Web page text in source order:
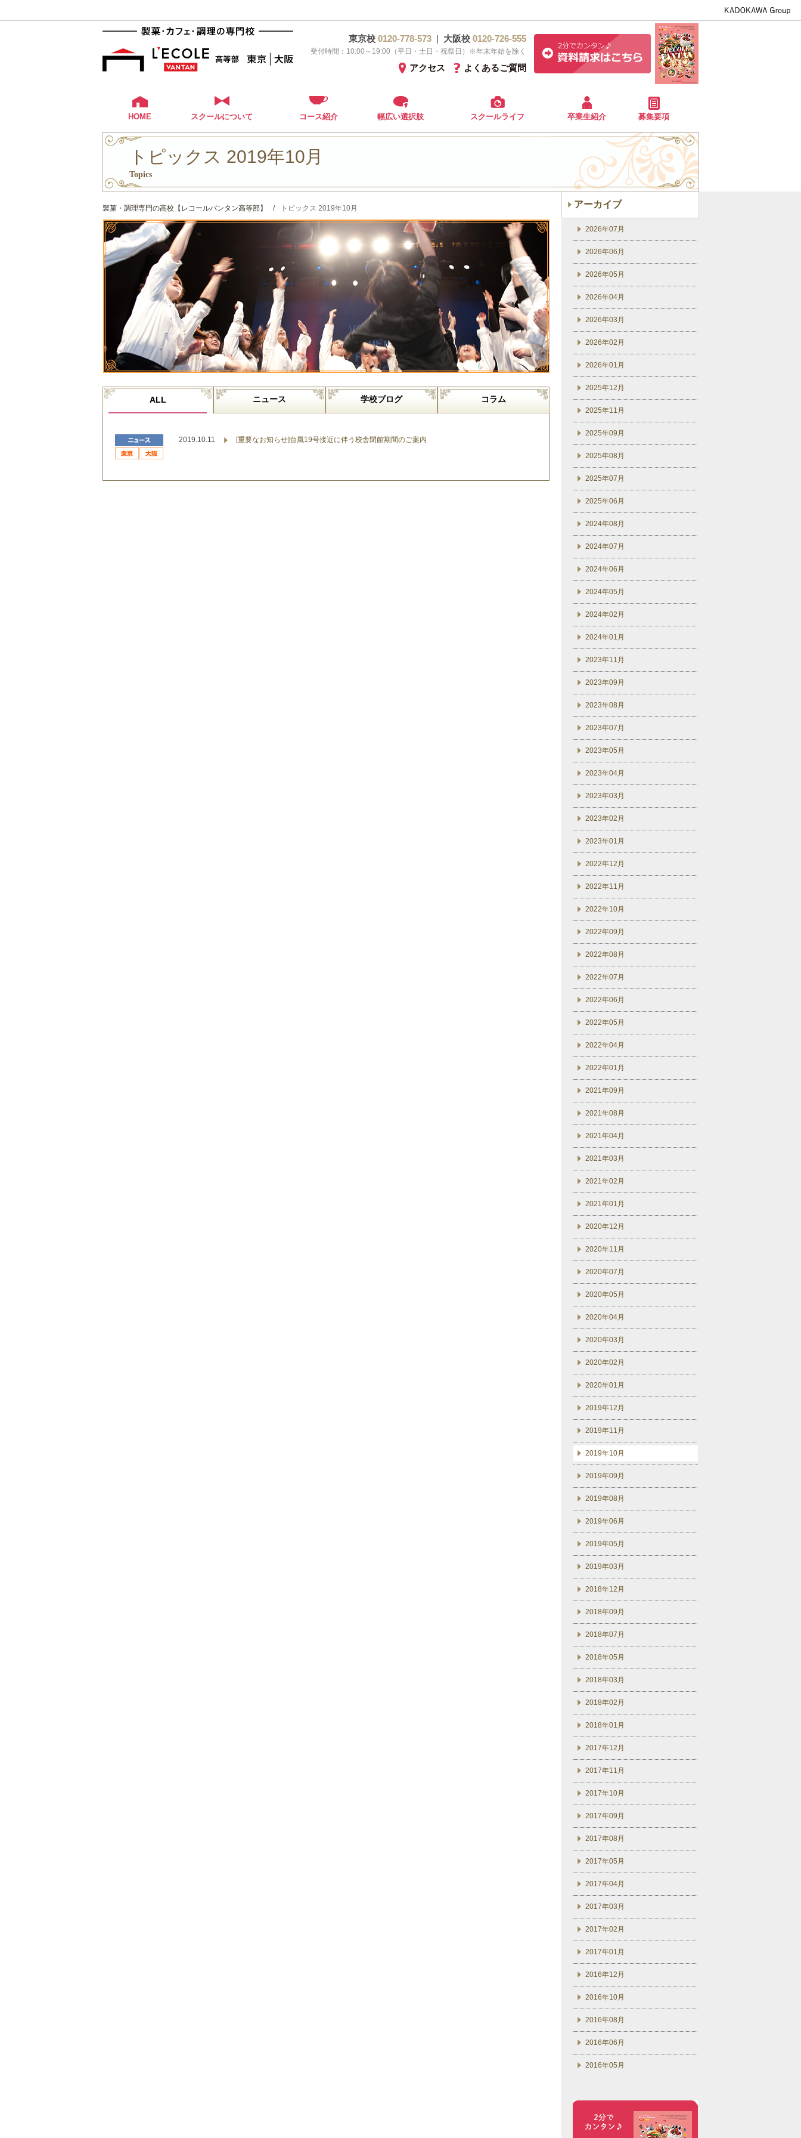
東京校 0120-778-573 | 大阪校 0120-726-555
受付時間：10:00～19:00（平日・土日・祝祭日）※年末年始を除く
よくあるご質問
アクセス
HOME スクールについて コース紹介 幅広い選択肢 スクールライフ 卒業生紹介 募集要項
トピックス 2019年10月
Topics
製菓・調理専門の高校【レコールバンタン高等部】 / トピックス 2019年10月
ALL ニュース 学校ブログ コラム
2019.10.11 [重要なお知らせ]台風19号接近に伴う校舎閉館期間のご案内
アーカイブ
2026年07月
2026年06月
2026年05月
2026年04月
2026年03月
2026年02月
2026年01月
2025年12月
2025年11月
2025年09月
2025年08月
2025年07月
2025年06月
2024年08月
2024年07月
2024年06月
2024年05月
2024年02月
2024年01月
2023年11月
2023年09月
2023年08月
2023年07月
2023年05月
2023年04月
2023年03月
2023年02月
2023年01月
2022年12月
2022年11月
2022年10月
2022年09月
2022年08月
2022年07月
2022年06月
2022年05月
2022年04月
2022年01月
2021年09月
2021年08月
2021年04月
2021年03月
2021年02月
2021年01月
2020年12月
2020年11月
2020年07月
2020年05月
2020年04月
2020年03月
2020年02月
2020年01月
2019年12月
2019年11月
2019年10月
2019年09月
2019年08月
2019年06月
2019年05月
2019年03月
2018年12月
2018年09月
2018年07月
2018年05月
2018年03月
2018年02月
2018年01月
2017年12月
2017年11月
2017年10月
2017年09月
2017年08月
2017年05月
2017年04月
2017年03月
2017年02月
2017年01月
2016年12月
2016年10月
2016年08月
2016年06月
2016年05月